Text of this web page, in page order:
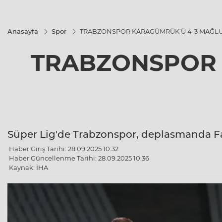
Anasayfa Spor TRABZONSPOR KARAGÜMRÜK’Ü 4-3
Süper Lig'de Trabzonspor, deplasmanda
Haber Giriş Tarihi: 28.09.2025 10:32
Haber Güncellenme Tarihi: 28.09.2025 10:36
Kaynak: İHA